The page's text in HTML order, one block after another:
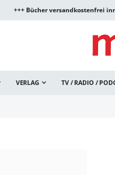
+++ Bücher versandkostenfrei
VERLAG TV / RADIO /